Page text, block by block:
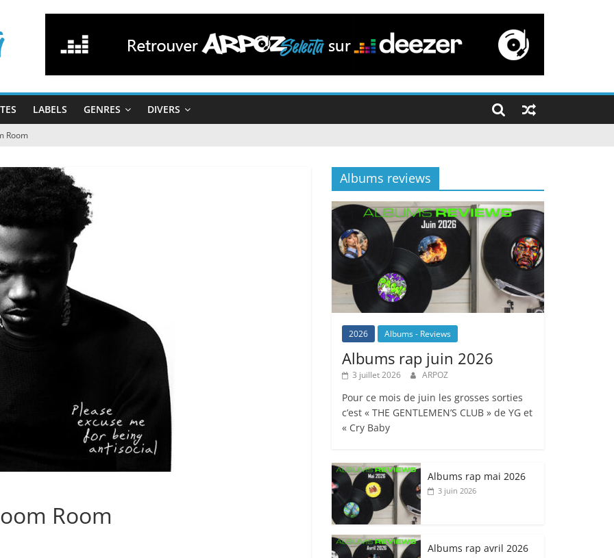
LABELS GENRES DIVERS
Room
Room
Albums reviews
2026 Albums - Reviews
Albums rap juin 2026
3 juillet 2026 ARPOZ
Pour ce mois de juin les grosses sorties
c’est « THE GENTLEMEN’S CLUB » de YG et
« Cry Baby
Albums rap mai 2026
3 juin 2026
Albums rap avril 2026